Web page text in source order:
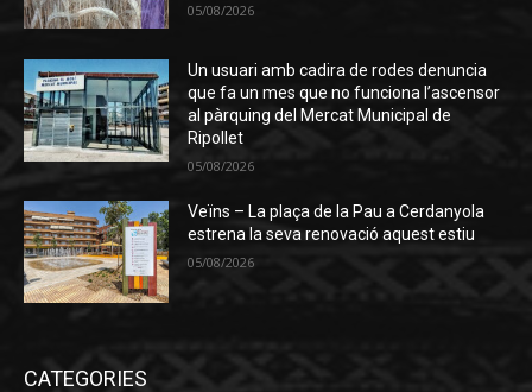
05/08/2026
Un usuari amb cadira de rodes denuncia
que fa un mes que no funciona l’ascensor
al pàrquing del Mercat Municipal de
Ripollet
05/08/2026
Veïns – La plaça de la Pau a Cerdanyola
estrena la seva renovació aquest estiu
05/08/2026
CATEGORIES